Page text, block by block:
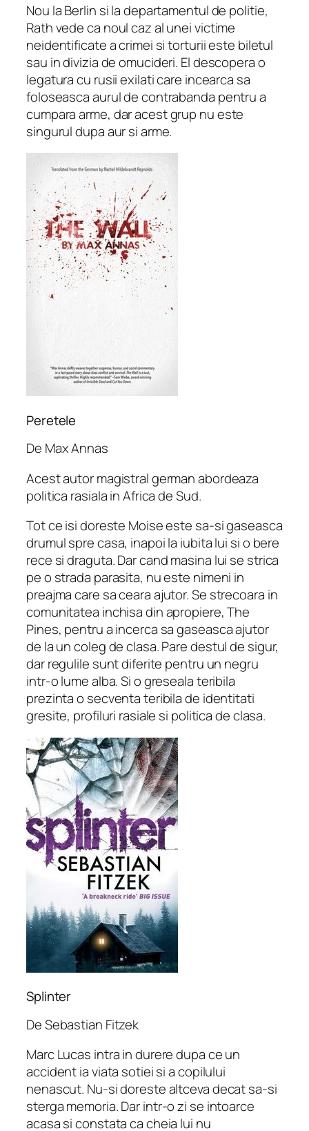
Nou la Berlin si la departamentul de politie,
Rath vede ca noul caz al unei victime
neidentificate a crimei si torturii este biletul
sau in divizia de omucideri. El descopera o
legatura cu rusii exilati care incearca sa
foloseasca aurul de contrabanda pentru a
cumpara arme, dar acest grup nu este
singurul dupa aur si arme.
Peretele
De Max Annas
Acest autor magistral german abordeaza
politica rasiala in Africa de Sud.
Tot ce isi doreste Moise este sa-si gaseasca
drumul spre casa, inapoi la iubita lui si o bere
rece si draguta. Dar cand masina lui se strica
pe o strada parasita, nu este nimeni in
preajma care sa ceara ajutor. Se strecoara in
comunitatea inchisa din apropiere, The
Pines, pentru a incerca sa gaseasca ajutor
de la un coleg de clasa. Pare destul de sigur,
dar regulile sunt diferite pentru un negru
intr-o lume alba. Si o greseala teribila
prezinta o secventa teribila de identitati
gresite, profiluri rasiale si politica de clasa.
Splinter
De Sebastian Fitzek
Marc Lucas intra in durere dupa ce un
accident ia viata sotiei si a copilului
nenascut. Nu-si doreste altceva decat sa-si
sterga memoria. Dar intr-o zi se intoarce
acasa si constata ca cheia lui nu